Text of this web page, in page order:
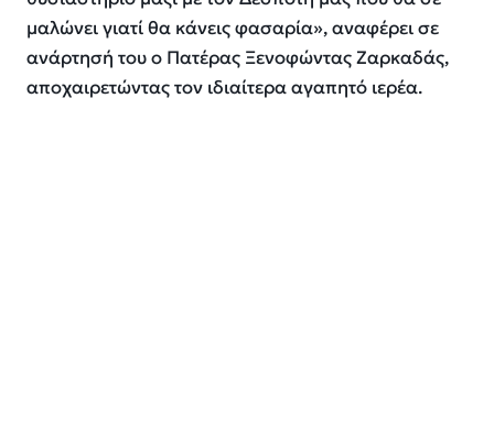
μαλώνει γιατί θα κάνεις φασαρία», αναφέρει σε
ανάρτησή του ο Πατέρας Ξενοφώντας Ζαρκαδάς,
αποχαιρετώντας τον ιδιαίτερα αγαπητό ιερέα.